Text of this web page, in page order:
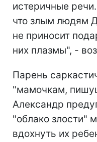
истеричные
что злым людям
не приносит
них плазмы", -
Парень
"мамочкам,
Александр
"облако злости"
вдохнуть их